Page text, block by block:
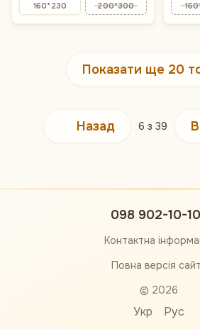
160*230 200*300
Показати ще 20
Назад 6 з 39
098 902-10-10
Контактна
Повна версія
© 2026
Укр Рус